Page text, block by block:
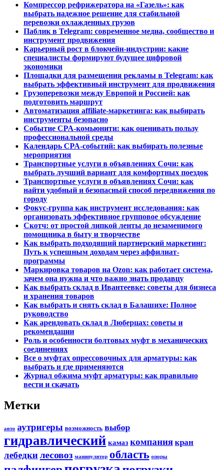
Компрессор рефрижератора на «Газель»: как
выбрать надежное решение для стабильной
перевозки охлажденных грузов
Паблик в Telegram: современное медиа, сообщество и
инструмент продвижения
Карьерный рост в блокчейн-индустрии: какие
специалисты формируют будущее цифровой
экономики
Площадки для размещения рекламы в Telegram: как
выбрать эффективный инструмент для продвижения
Грузоперевозки между Европой и Россией: как
подготовить маршрут
Автоматизация affiliate-маркетинга: как выбирать
инструменты безопасно
Событие CPA-комьюнити: как оценивать пользу
профессиональной среды
Календарь CPA-событий: как выбирать полезные
мероприятия
Транспортные услуги в объявлениях Сочи: как
выбрать лучший вариант для комфортных поездок
Транспортные услуги в объявлениях Сочи: как
найти удобный и безопасный способ передвижения по
городу
Фокус-группа как инструмент исследования: как
организовать эффективное групповое обсуждение
Скотч: от простой липкой ленты до незаменимого
помощника в быту и творчестве
Как выбрать подходящий партнерский маркетинг:
Путь к успешным доходам через аффилиат-
программы
Маркировка товаров на Ozon: как работает система,
зачем она нужна и что важно знать продавцу
Как выбрать склад в Ивантеевке: советы для бизнеса
и хранения товаров
Как выбрать и снять склад в Балашихе: Полное
руководство
Как арендовать склад в Люберцах: советы и
рекомендации
Роль и особенности болтовых муфт в механических
соединениях
Все о муфтах опрессовочных для арматуры: как
выбрать и где применяются
Журнал обжима муфт арматуры: как правильно
вести и скачать
Метки
авто аутригеры возможность выбор
гидравлический камаз компания кран
лебедкилесовоз манипулятор область опоры